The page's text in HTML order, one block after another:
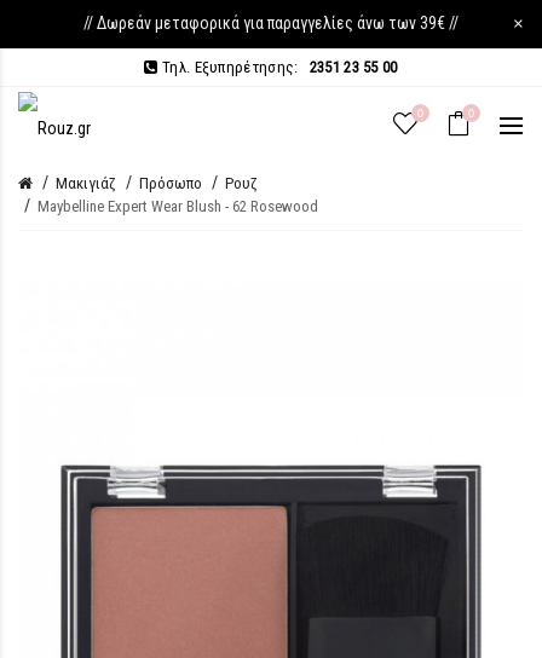
// Δωρεάν μεταφορικά για παραγγελίες άνω των 39€ // ×
Τηλ. Εξυπηρέτησης: 2351 23 55 00
0 0
Μακιγιάζ Πρόσωπο
Ρουζ
Maybelline Expert Wear Blush - 62 Rosewood